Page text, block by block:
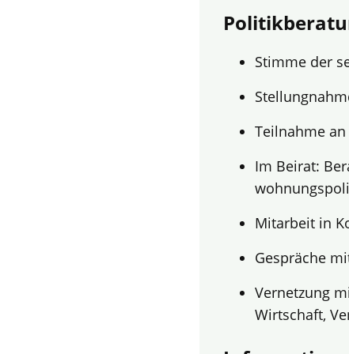
Stimme der
Teilnahme
Im Beirat:
Mitarbeit in
Gespräche
Vernetzung
Wirtschaft,